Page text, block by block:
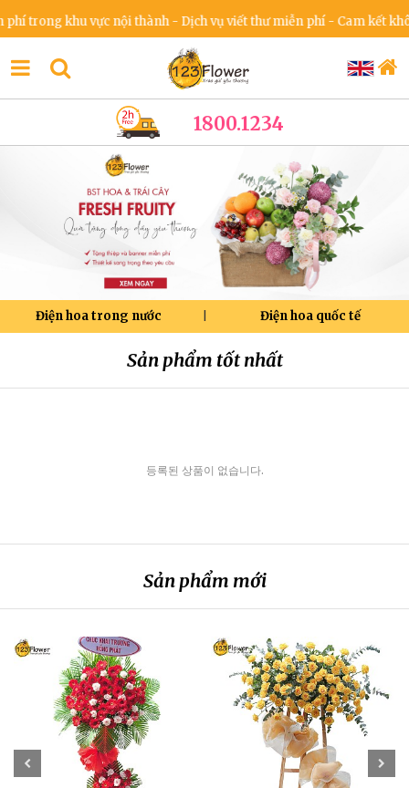
khu vực nội thành - Dịch vụ viết thư miễn phí - Cam kết
1800.1234
Điện hoa trong nước Điện hoa quốc tế
Sản phẩm tốt nhất
등록된 상품이 없습니다.
Sản phẩm mới